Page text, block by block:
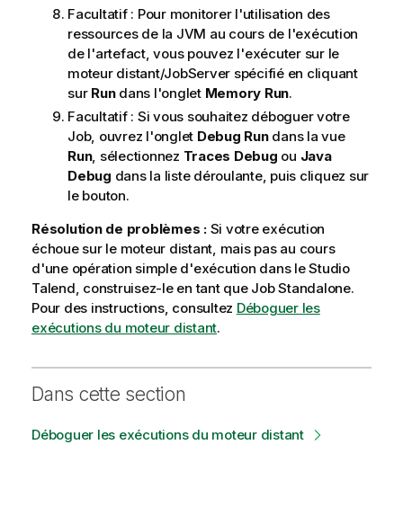
o
r
m
a
t
i
o
n
s
Facultatif : Pour monitorer l'utilisation des
ressources de la JVM au cours de l'exécution
de l'artefact, vous pouvez l'exécuter sur le
moteur distant/JobServer spécifié en cliquant
sur Rundans l'onglet Memory Run.
Facultatif : Si vous souhaitez déboguer votre
Job, ouvrez l'onglet Debug Rundans la vue
Run, sélectionnez Traces Debug ou Java
Debug dans la liste déroulante, puis cliquez sur
le bouton.
Résolution de problèmes :Si votre exécution
échoue sur le moteur distant, mais pas au cours
d'une opération simple d'exécution dans leStudio
Talend , construisez-le en tant que Job Standalone.
Pour des instructions, consultez Déboguer les
exécutions du moteur distant.
Dans cette section
Déboguer les exécutions du moteur distant